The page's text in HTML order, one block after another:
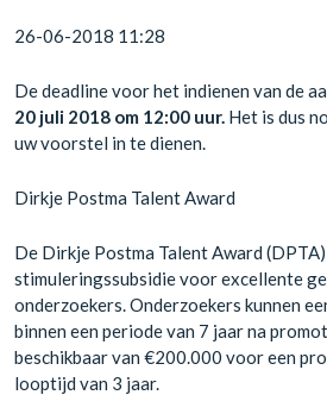
26-06-2018 11:28
De deadline voor het indienen van de
20 juli 2018 om 12:00 uur. Het is dus
uw voorstel in te dienen.
Dirkje Postma Talent Award
De Dirkje Postma Talent Award (DPTA)
stimuleringssubsidie voor excellente
onderzoekers. Onderzoekers kunnen
binnen een periode van 7 jaar na
beschikbaar van €200.000 voor een
looptijd van 3 jaar.